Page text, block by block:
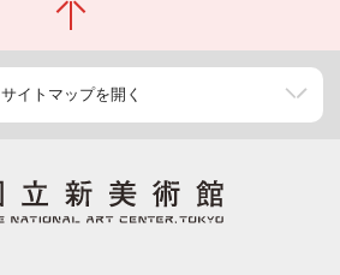
サイトマップを開く